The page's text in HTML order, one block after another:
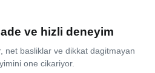
ve hizli deneyim
net basliklar ve dikkat dagitmayan
one cikariyor.